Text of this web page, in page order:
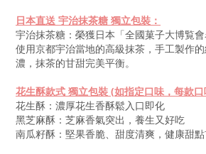
日本直送 宇治抹茶糖 獨立包裝 ：
宇治抹茶糖：榮獲日本「全國菓子大博覧會
使用京都宇治當地的高級抹茶，手工製作
濃，抹茶的甘甜完美平衡。
花生酥款式 獨立包裝 (如指定口味，每款
花生酥：濃厚花生香酥鬆入口即化
黑芝麻酥：芝麻香氣突出，養生又好吃
南瓜籽酥：堅果香脆、甜度清爽，健康甜